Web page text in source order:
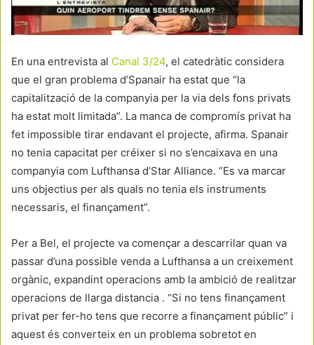
En una entrevista al Canal 3/24, el catedràtic considera
que el gran problema d’Spanair ha estat que “la
capitalització de la companyia per la via dels fons privats
ha estat molt limitada”. La manca de compromís privat ha
fet impossible tirar endavant el projecte, afirma. Spanair
no tenia capacitat per créixer si no s’encaixava en una
companyia com Lufthansa d’Star Alliance. “Es va marcar
uns objectius per als quals no tenia els instruments
necessaris, el finançament”.
Per a Bel, el projecte va començar a descarrilar quan va
passar d’una possible venda a Lufthansa a un creixement
orgànic, expandint operacions amb la ambició de realitzar
operacions de llarga distancia . “Si no tens finançament
privat per fer-ho tens que recorre a finançament públic” i
aquest és converteix en un problema sobretot en